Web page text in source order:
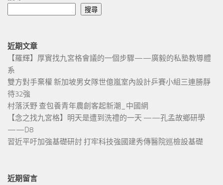
搜尋
近期文章
【羅輝】厚實找九宮格會議的一個步驟——廣毅的私塾教導體
系
雙方對手棄權 新加坡男女隊世億嵐室內設計乒賽小組三連勝靜
待32強
村落沃野 查包養青年農創客起新潮_中國網
【念之找九宮格】明天是遭到洗禮的一天 ——孔孟故鄉研學
——D8
習近平吁加強基礎研討 打牢科技強國建秀傳醫院巡檢設基礎
近期留言